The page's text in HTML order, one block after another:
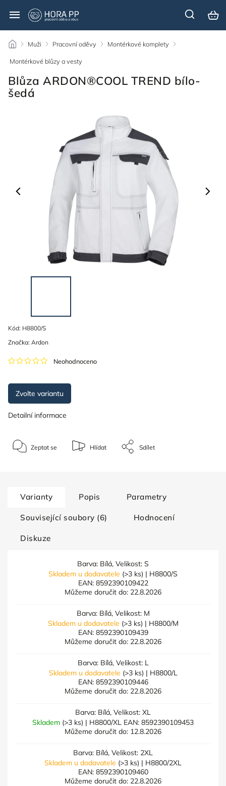
/ Muži / Pracovní oděvy / Montérkové komplety /
Montérkové blůzy a vesty
Blůza ARDON®COOL TREND bílo-
šedá
Kód: H8800/S
Neohodnoceno
Značka: Ardon
Zvolte variantu
Detailní informace
Zeptat se Hlídat Sdílet
Varianty Popis Parametry
Související soubory (6) Hodnocení
Diskuze
Barva: Bílá, Velikost: S
Skladem u dodavatele (>3 ks) | H8800/S
EAN: 8592390109422
Můžeme doručit do: 22.8.2026
Barva: Bílá, Velikost: M
Skladem u dodavatele (>3 ks) | H8800/M
EAN: 8592390109439
Můžeme doručit do: 22.8.2026
Barva: Bílá, Velikost: L
Skladem u dodavatele (>3 ks) | H8800/L
EAN: 8592390109446
Můžeme doručit do: 22.8.2026
Barva: Bílá, Velikost: XL
Skladem (>3 ks) | H8800/XL EAN: 8592390109453
Můžeme doručit do: 12.8.2026
Barva: Bílá, Velikost: 2XL
Skladem u dodavatele (>3 ks) | H8800/2XL
EAN: 8592390109460
Můžeme doručit do: 22.8.2026